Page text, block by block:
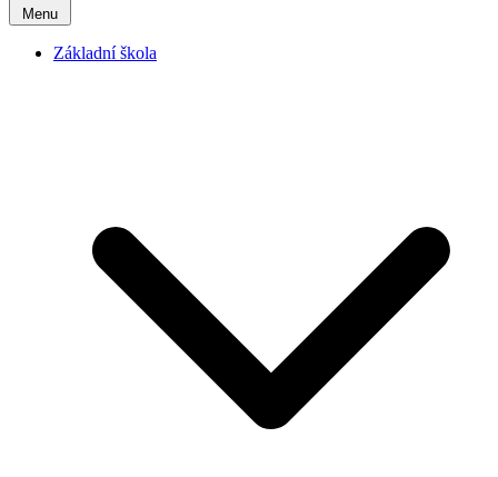
Menu
Základní škola